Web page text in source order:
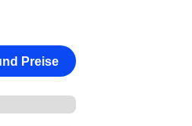
Preise